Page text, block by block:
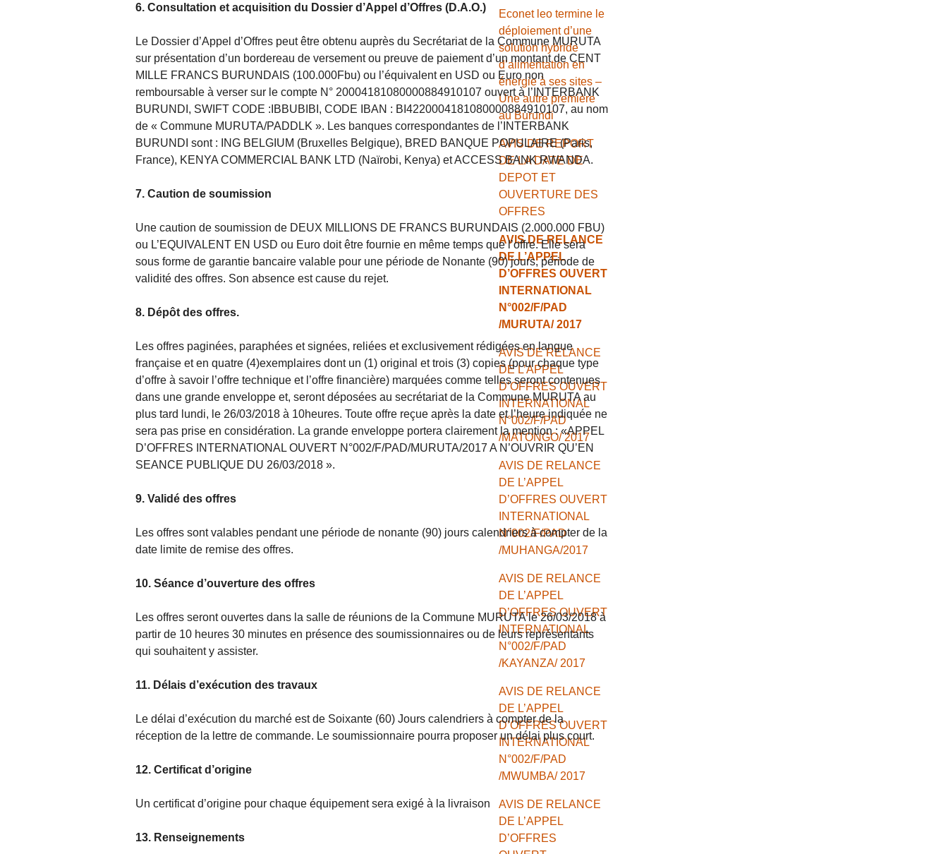
6. Consultation et acquisition du Dossier d’Appel d’Offres (D.A.O.)
Le Dossier d’Appel d’Offres peut être obtenu auprès du Secrétariat de la Commune MURUTA
sur présentation d’un bordereau de versement ou preuve de paiement d’un montant de CENT
MILLE FRANCS BURUNDAIS (100.000Fbu) ou l’équivalent en USD ou Euro non
remboursable à verser sur le compte N° 20004181080000884910107 ouvert à l’INTERBANK
BURUNDI, SWIFT CODE :IBBUBIBI, CODE IBAN : BI4220004181080000884910107, au nom
de « Commune MURUTA/PADDLK ». Les banques correspondantes de l’INTERBANK
BURUNDI sont : ING BELGIUM (Bruxelles Belgique), BRED BANQUE POPULAIRE (Paris,
France), KENYA COMMERCIAL BANK LTD (Naïrobi, Kenya) et ACCESS BANK RWANDA.
7. Caution de soumission
Une caution de soumission de DEUX MILLIONS DE FRANCS BURUNDAIS (2.000.000 FBU)
ou L’EQUIVALENT EN USD ou Euro doit être fournie en même temps que l’offre. Elle sera
sous forme de garantie bancaire valable pour une période de Nonante (90) jours, période de
validité des offres. Son absence est cause du rejet.
8. Dépôt des offres.
Les offres paginées, paraphées et signées, reliées et exclusivement rédigées en langue
française et en quatre (4)exemplaires dont un (1) original et trois (3) copies (pour chaque type
d’offre à savoir l’offre technique et l’offre financière) marquées comme telles seront contenues
dans une grande enveloppe et, seront déposées au secrétariat de la Commune MURUTA au
plus tard lundi, le 26/03/2018 à 10heures. Toute offre reçue après la date et l’heure indiquée ne
sera pas prise en considération. La grande enveloppe portera clairement la mention : «APPEL
D’OFFRES INTERNATIONAL OUVERT N°002/F/PAD/MURUTA/2017 A N’OUVRIR QU’EN
SEANCE PUBLIQUE DU 26/03/2018 ».
9. Validé des offres
Les offres sont valables pendant une période de nonante (90) jours calendriers à compter de la
date limite de remise des offres.
10. Séance d’ouverture des offres
Les offres seront ouvertes dans la salle de réunions de la Commune MURUTA le 26/03/2018 à
partir de 10 heures 30 minutes en présence des soumissionnaires ou de leurs représentants
qui souhaitent y assister.
11. Délais d’exécution des travaux
Le délai d’exécution du marché est de Soixante (60) Jours calendriers à compter de la
réception de la lettre de commande. Le soumissionnaire pourra proposer un délai plus court.
12. Certificat d’origine
Un certificat d’origine pour chaque équipement sera exigé à la livraison
13. Renseignements
Econet leo termine le
déploiement d’une
solution hybride
d’alimentation en
énergie à ses sites –
Une autre première
au Burundi
AVIS DE REPORT
DE LA DATE DE
DEPOT ET
OUVERTURE DES
OFFRES
AVIS DE RELANCE
DE L’APPEL
D’OFFRES OUVERT
INTERNATIONAL
N°002/F/PAD
/MURUTA/ 2017
AVIS DE RELANCE
DE L’APPEL
D’OFFRES OUVERT
INTERNATIONAL
N°002/F/PAD
/MATONGO/ 2017
AVIS DE RELANCE
DE L’APPEL
D’OFFRES OUVERT
INTERNATIONAL
N°002/F/PAD
/MUHANGA/2017
AVIS DE RELANCE
DE L’APPEL
D’OFFRES OUVERT
INTERNATIONAL
N°002/F/PAD
/KAYANZA/ 2017
AVIS DE RELANCE
DE L’APPEL
D’OFFRES OUVERT
INTERNATIONAL
N°002/F/PAD
/MWUMBA/ 2017
AVIS DE RELANCE
DE L’APPEL
D’OFFRES